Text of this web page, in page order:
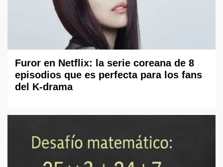
Furor en Netflix: la serie coreana de 8
episodios que es perfecta para los fans
del K-drama